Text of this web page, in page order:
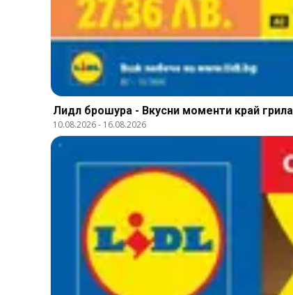
Лидл брошура - Вкусни моменти край грила
10.08.2026- 16.08.2026